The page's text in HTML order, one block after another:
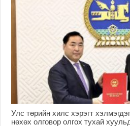
Улс төрийн хилс хэрэгт
нөхөх олговор олгох тухай